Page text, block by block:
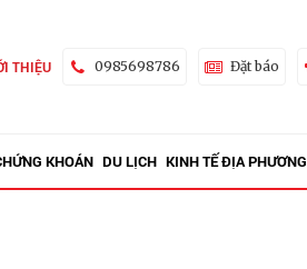
THIỆU 0985698786 Đặt báo
KHOÁN DU LỊCH KINH TẾ ĐỊA PHƯƠNG